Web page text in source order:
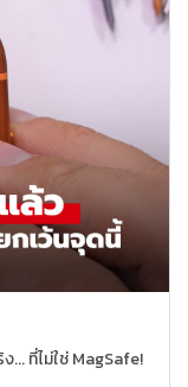
... ที่ไม่ใช่ MagSafe!